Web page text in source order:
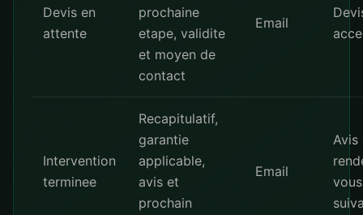
Devis en
attente
prochaine
etape, validite
et moyen de
contact
Email
Intervention
terminee
Recapitulatif,
garantie
applicable,
avis et
prochain
Email
Avis
vous